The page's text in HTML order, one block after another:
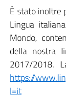
È stato inoltre
Lingua
Mondo,
della nostra
2017/2018.
https://
l=it